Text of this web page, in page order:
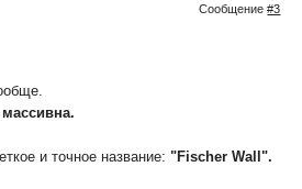
Сообщение#3
и точное название:"Fischer Wall".